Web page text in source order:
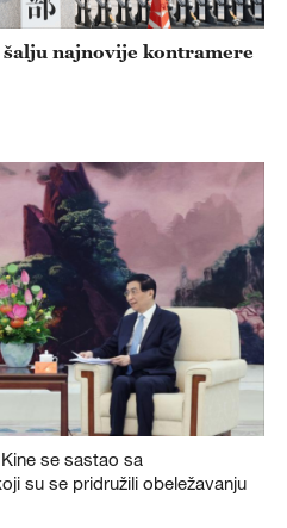
najnovije kontramere
se sastao sa
su se pridružili obeležavanju